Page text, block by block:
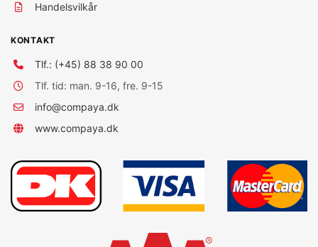
Handelsvilkår
KONTAKT
Tlf.: (+45) 88 38 90 00
Tlf. tid: man. 9-16, fre. 9-15
info@compaya.dk
www.compaya.dk